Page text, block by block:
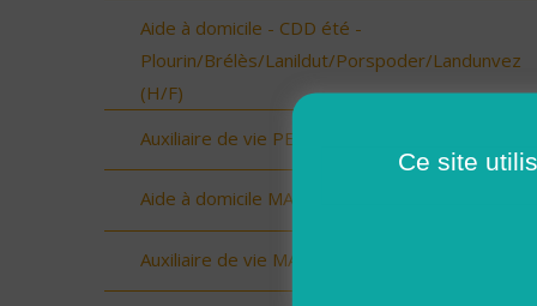
Aide à domicile - CDD été -
Plourin/Brélès/Lanildut/Porspoder/Landunvez
(H/F)
Auxiliaire de vie PEZENAS (H/F)
Aide à domicile MARAUSSAN (H/F)
Auxiliaire de vie MARAUSSAN (H/F)
Ce site